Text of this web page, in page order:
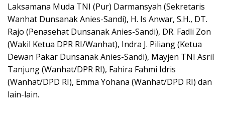
Laksamana Muda TNI (Pur) Darmansyah (Sekretaris
Wanhat Dunsanak Anies-Sandi), H. Is Anwar, S.H., DT.
Rajo (Penasehat Dunsanak Anies-Sandi), DR. Fadli Zon
(Wakil Ketua DPR RI/Wanhat), Indra J. Piliang (Ketua
Dewan Pakar Dunsanak Anies-Sandi), Mayjen TNI Asril
Tanjung (Wanhat/DPR RI), Fahira Fahmi Idris
(Wanhat/DPD RI), Emma Yohana (Wanhat/DPD RI) dan
lain-lain.